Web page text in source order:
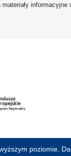
poziomie.